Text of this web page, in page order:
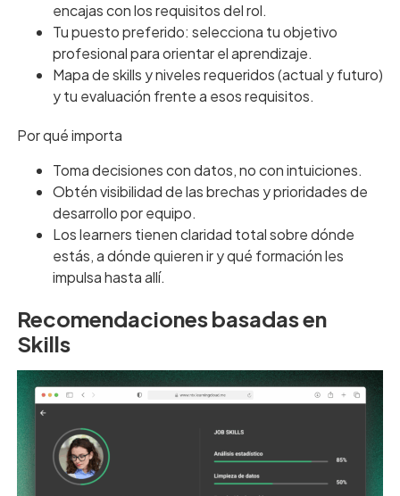
encajas con los requisitos del rol.
Tu puesto preferido: selecciona tu objetivo
profesional para orientar el aprendizaje.
Mapa de skills y niveles requeridos (actual y futuro)
y tu evaluación frente a esos requisitos.
Por qué importa
Toma decisiones con datos, no con intuiciones.
Obtén visibilidad de las brechas y prioridades de
desarrollo por equipo.
Los learners tienen claridad total sobre dónde
estás, a dónde quieren ir y qué formación les
impulsa hasta allí.
Recomendaciones basadas en
Skills